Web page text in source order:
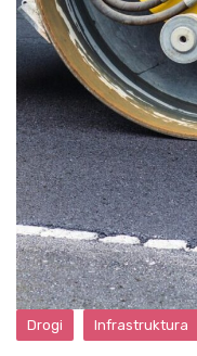
Drogi Infrastruktura